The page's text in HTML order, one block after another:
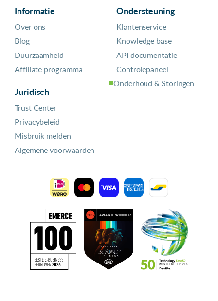
Informatie
Over ons
Blog
Duurzaamheid
Affiliate programma
Juridisch
Trust Center
Privacybeleid
Misbruik melden
Algemene voorwaarden
Ondersteuning
Klantenservice
Knowledge base
API documentatie
Controlepaneel
Onderhoud & Storingen